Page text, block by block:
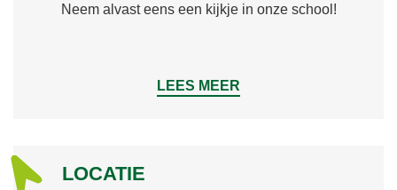
Neem alvast eens een kijkje in onze school!
LEES MEER
LOCATIE